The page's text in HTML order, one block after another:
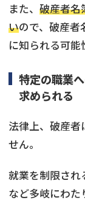
また、 破産者名
いので、破産者
に知られる可能
特定の職業
求められる
法律上、破産者
せん。
就業を制限され
など多岐にわた